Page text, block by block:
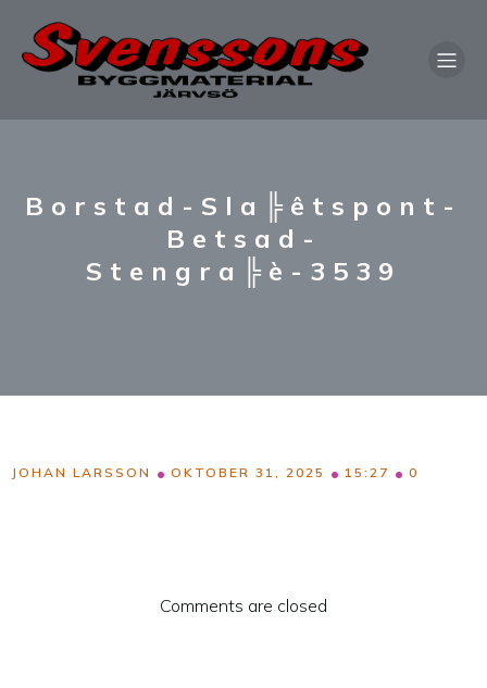
Borstad-Sla╠êtspont-
Betsad-
Stengra╠è-3539
JOHAN LARSSON • OKTOBER 31, 2025 • 15:27 • 0
Comments are closed